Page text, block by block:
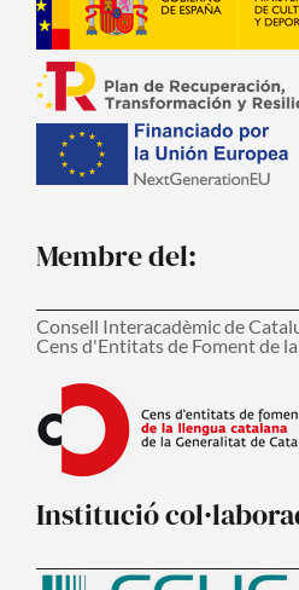
Membre del:
Consell Interacadèmic de
Cens d'Entitats de Foment de
Institució